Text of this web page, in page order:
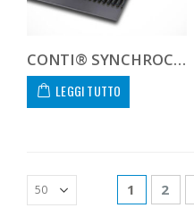
CONTI® SYNCHROCHAIN CARBON CTD 14M 1610 20 C
LEGGI TUTTO
1 2